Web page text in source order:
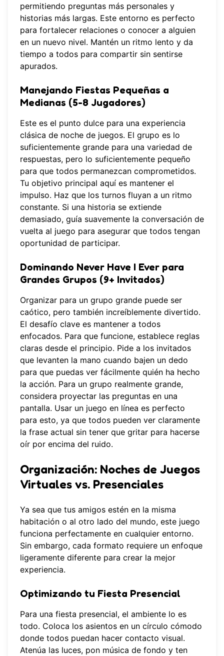
permitiendo preguntas más personales y
historias más largas. Este entorno es perfecto
para fortalecer relaciones o conocer a alguien
en un nuevo nivel. Mantén un ritmo lento y da
tiempo a todos para compartir sin sentirse
apurados.
Manejando Fiestas Pequeñas a
Medianas (5-8 Jugadores)
Este es el punto dulce para una experiencia
clásica de noche de juegos. El grupo es lo
suficientemente grande para una variedad de
respuestas, pero lo suficientemente pequeño
para que todos permanezcan comprometidos.
Tu objetivo principal aquí es mantener el
impulso. Haz que los turnos fluyan a un ritmo
constante. Si una historia se extiende
demasiado, guía suavemente la conversación de
vuelta al juego para asegurar que todos tengan
oportunidad de participar.
Dominando Never Have I Ever para
Grandes Grupos (9+ Invitados)
Organizar para un grupo grande puede ser
caótico, pero también increíblemente divertido.
El desafío clave es mantener a todos
enfocados. Para que funcione, establece reglas
claras desde el principio. Pide a los invitados
que levanten la mano cuando bajen un dedo
para que puedas ver fácilmente quién ha hecho
la acción. Para un grupo realmente grande,
considera proyectar las preguntas en una
pantalla. Usar un juego en línea es perfecto
para esto, ya que todos pueden ver claramente
la frase actual sin tener que gritar para hacerse
oír por encima del ruido.
Organización: Noches de Juegos
Virtuales vs. Presenciales
Ya sea que tus amigos estén en la misma
habitación o al otro lado del mundo, este juego
funciona perfectamente en cualquier entorno.
Sin embargo, cada formato requiere un enfoque
ligeramente diferente para crear la mejor
experiencia.
Optimizando tu Fiesta Presencial
Para una fiesta presencial, el ambiente lo es
todo. Coloca los asientos en un círculo cómodo
donde todos puedan hacer contacto visual.
Atenúa las luces, pon música de fondo y ten